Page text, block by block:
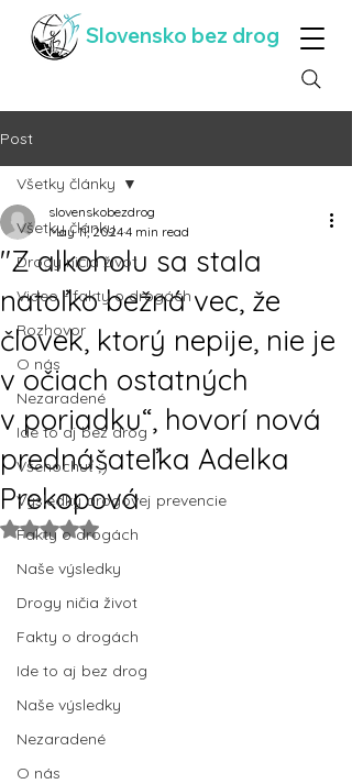
Slovensko bez drog
Post
Všetky články
Drogy ničia život
Video - fakty o drogách
Rozhovor
O nás
Nezaradené
Ide to aj bez drog
Všehochuť ;)
Výsledky drogovej prevencie
Fakty o drogách
Naše výsledky
Drogy ničia život
Fakty o drogách
Ide to aj bez drog
Naše výsledky
Nezaradené
O nás
Všetky články
"Z alkoholu sa stala
natoľko bežná vec, že
človek, ktorý nepije, nie je
v očiach ostatných
v poriadku“, hovorí nová
prednášateľka Adelka
Prekopová
slovenskobezdrog
May 11, 20244 min read
Rated NaN out of 5 stars.